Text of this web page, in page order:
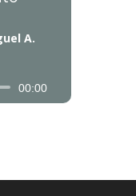
A.
00:00